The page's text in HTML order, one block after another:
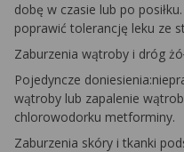
dobę w czasie lub po
poprawić tolerancję leku ze
Zaburzenia wątroby i dróg
Pojedyncze
wątroby lub zapalenie
chlorowodorku metforminy.
Zaburzenia skóry i tkanki